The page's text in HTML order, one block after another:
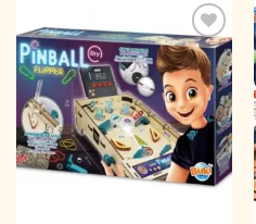
Ajouter
à la
liste
d’envies